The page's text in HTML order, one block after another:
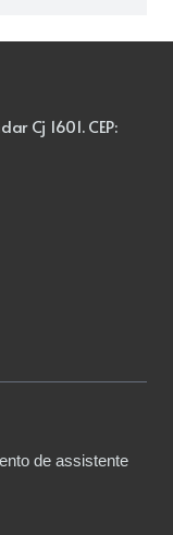
Cj 1601. CEP:
de assistente